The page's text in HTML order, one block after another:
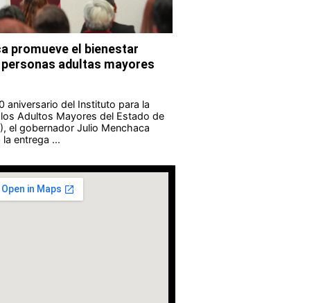
promueve el bienestar
personas adultas mayores
aniversario del Instituto para la
Adultos Mayores del Estado de
el gobernador Julio Menchaca
la entrega ...